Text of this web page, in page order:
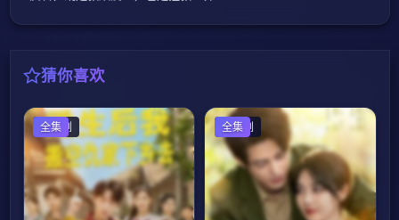
猜你喜欢
国产剧
全集 国产剧
全集